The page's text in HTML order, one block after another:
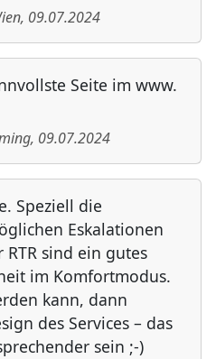
, 09.07.2024
Seite im www.
, 09.07.2024
Speziell die
Eskalationen
sind ein gutes
im Komfortmodus.
kann, dann
des Services – das
sein ;-)